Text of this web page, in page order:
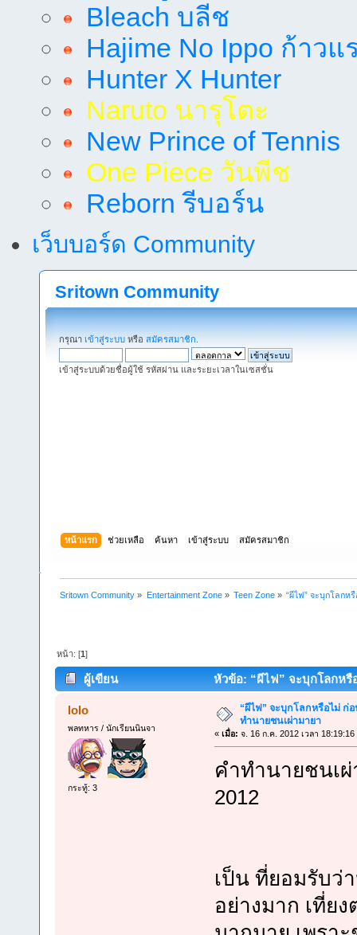
Bleach บลีช
Hajime No Ippo ก้าวแ
Hunter X Hunter
Naruto นารุโตะ
New Prince of Tennis
One Piece วันพีช
Reborn รีบอร์น
เว็บบอร์ด Community
Sritown Community
กรุณา เข้าสู่ระบบ หรือ สมัครสมาชิก
เข้าสู่ระบบด้วยชื่อผู้ใช้ รหัสผ่าน และระยะเวลาในเซสชั่น
หน้าแรก ช่วยเหลือ ค้นหา เข้าสู่ระบบ สมัครสมาชิก
Sritown Community » Entertainment Zone» Teen Zone» “ผีไฟ” จะบุกโลกห
หน้า: [1]
ผู้เขียน หัวข้อ: “ผีไฟ” จะบุกโลกหรื
lolo
พลทหาร / นักเรียนนินจา
กระทู้: 3
“ผีไฟ” จะบุกโลกหรือไม่ ก่
ทำนายชนเผ่ามายา
« เมื่อ: จ. 16 ก.ค. 2012 เวลา 18:19:16
คำทำนายชนเ
2012
เป็น ที่ยอมรับว่
อย่างมาก เที่ย